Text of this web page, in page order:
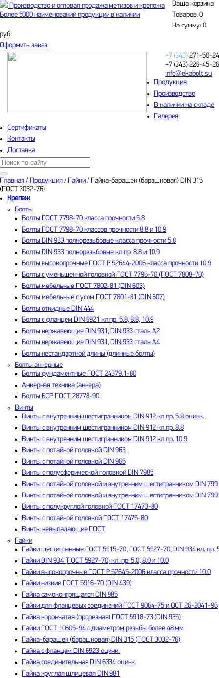
Производство и оптовая продажа метизов и крепежа
Более 5000 наименований продукции в наличии
Ваша корзина
Товаров: 0
На сумму: 0
руб.
Оформить заказ
+7 (343) 271-50-24
+7 (343) 226-45-26
info@ekabolt.su
Продукция
Производство
В наличии на складе
Галерея
Сертификаты
Контакты
Доставка
Главная / Продукция / Гайки / Гайка-барашек (барашковая) DIN 315
(ГОСТ 3032-76)
Крепеж
Болты
Болты ГОСТ 7798-70 класса прочности 5.8
Болты ГОСТ 7798-70 классов прочности 8.8 и 10.9
Болты DIN 933 полнорезьбовые класса прочности 5.8
Болты DIN 933 полнорезьбовые кл.пр. 8.8 и 10.9
Болты высокопрочные ГОСТ Р 52644-2006 класса прочности 10.9
Болты с уменьшенной головкой ГОСТ 7796-70 (ГОСТ 7808-70)
Болты мебельные ГОСТ 7802-81 (DIN 603)
Болты мебельные с усом ГОСТ 7801-81 (DIN 607)
Болты откидные DIN 444
Болты с фланцем DIN 6921 кл.пр. 5.8, 8.8, 10.9
Болты нержавеющие DIN 931, DIN 933 сталь А2
Болты нержавеющие DIN 931, DIN 933 сталь А4
Болты нестандартной длины (длинные болты)
Болты анкерные
Болты фундаментные ГОСТ 24379.1-80
Анкерная техника (анкера)
Болты БСР ГОСТ 28778-90
Винты
Винты с внутренним шестигранником DIN 912 кл.пр. 5.8 оцинк.
Винты с внутренним шестигранником DIN 912 кл.пр. 8.8
Винты с внутренним шестигранником DIN 912 кл.пр. 10.9
Винты с потайной головкой DIN 963
Винты с потайной головкой DIN 965
Винты с полусферической головкой DIN 7985
Винты с потайной головкой и внутренним шестигранником DIN
Винты с потайной головкой и внутренним шестигранником DIN
Винты c полукруглой головкой ГОСТ 17473-80
Винты c потайной головкой ГОСТ 17475-80
Винты невыпадающие ГОСТ
Гайки
Гайки шестигранные ГОСТ 5915-70, ГОСТ 5927-70, DIN 934 кл. пр.
Гайки DIN 934 (ГОСТ 5927-70) кл. пр. 5.0, 8.0 и 10.0
Гайки высокопрочные ГОСТ Р 52645-2006 класса прочности 10.0
Гайки низкие ГОСТ 5916-70 (DIN 439)
Гайка самоконтрящаяся DIN 985
Гайки для фланцевых соединений ГОСТ 9064-75 и ОСТ 26-2041-96
Гайка корончатая (прорезная) ГОСТ 5918-73 (DIN 935)
Гайки ГОСТ 10605-94 с диаметром резьбы более 48 мм
Гайка-барашек (барашковая) DIN 315 (ГОСТ 3032-76)
Гайка с фланцем DIN 6923 оцинк.
Гайка соединительная DIN 6334 оцинк.
Гайка круглая шлицевая DIN 981